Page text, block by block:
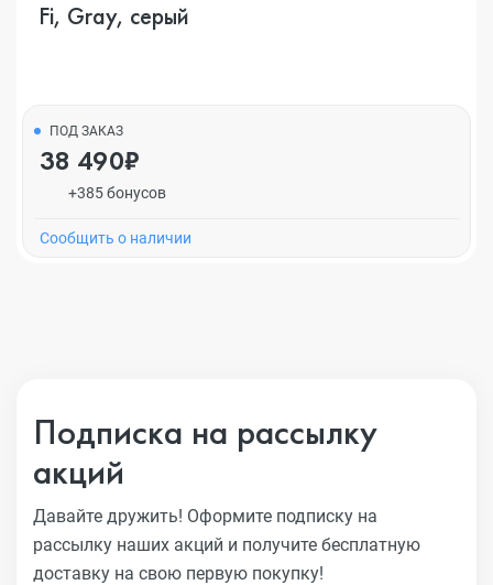
Fi, Gray, серый
ПОД ЗАКАЗ
38 490₽
+385 бонусов
Cообщить о наличии
Подписка на рассылку
акций
Давайте дружить! Оформите подписку на
рассылку наших акций и получите бесплатную
доставку на свою первую покупку!